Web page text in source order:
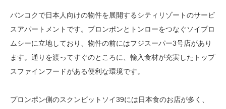
バンコクで日本人向けの物件を展開するシティリゾートのサービ
スアパートメントです。プロンポンとトンローをつなぐソイプロ
ムシーに立地しており、物件の前にはフジスーパー3号店があり
ます。通りを渡ってすぐのところに、輸入食材が充実したトップ
スファインフードがある便利な環境です。
プロンポン側のスクンビットソイ39には日本食のお店が多く、